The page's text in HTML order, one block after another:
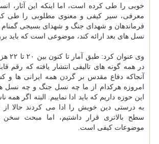
خوبی را طی کرده است، اما اینکه این آثار،
معرفی، سیر کیفی و معنوی مطلوبی را طی
فرماندهان و شهدای جنگ و شهدای بسیجی
نسل های بعد ارائه کند، موضوعی است که باید
وی
در همه گونه های تالیفی انتشار یافته که رقم
آنجاکه دفاع مقدس بر گردن همه ایرانی ها و
امروزه هرکدام از ما چه نسل جنگ و چه نسل
این حوزه داریم که باید ادا نماییم. البته اگر همه
به درستی دین خویش را ادا می کردند حالا از
سطح بالاتری قرار داشتیم، اما مبحث سخن
موضوعات کیفی است.